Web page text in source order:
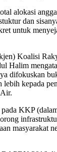
alokasi
dan
untuk
Koalisi
Halim
difokuskan
kepada
KKP
masyarakat